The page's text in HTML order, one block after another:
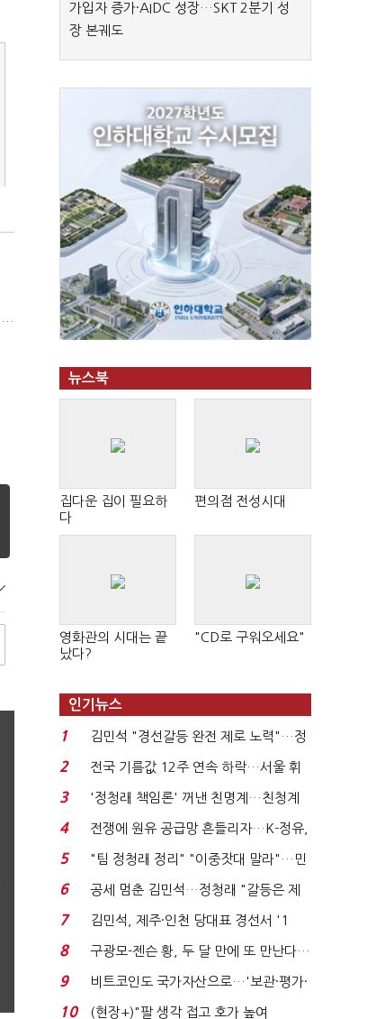
(반도체 하청노동자의 눈물③)9년전 산재 승인 간소화 제도…현장선 ‘문턱’ 여전
가입자 증가·AIDC 성장…SKT 2분기 성
장 본궤도
뉴스북
집다운 집이 필요하
다
편의점 전성시대
영화관의 시대는 끝
났다?
"CD로 구워오세요"
인기뉴스
1
김민석 "경선갈등 완전 제로 노력"…정
청래 "반명 공세 사...
2
전국 기름값 12주 연속 하락…서울 휘
발윳값 1909원...
3
'정청래 책임론' 꺼낸 친명계…친청계
는 추가투표 때리기...
4
전쟁에 원유 공급망 흔들리자…K-정유,
에너지안보 핵심...
5
"팀 정청래 정리" "이중잣대 말라"…민
주 최고위원 계파 다...
6
공세 멈춘 김민석…정청래 "갈등은 제
가 수습"
7
김민석, 제주·인천 당대표 경선서 '1
위'(1보)...
8
구광모-젠슨 황, 두 달 만에 또 만난다…
로봇·AI 등 논...
9
비트코인도 국가자산으로…'보관·평가·
처분' 기준은 ...
10
(현장+)"팔 생각 접고 호가 높여